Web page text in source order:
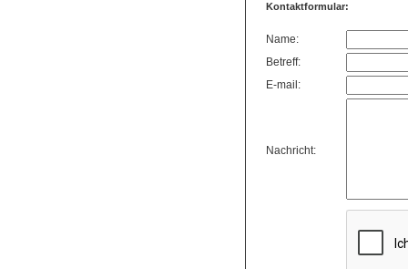
Kontaktformular:
Name:
Betreff:
E-mail:
Nachricht: